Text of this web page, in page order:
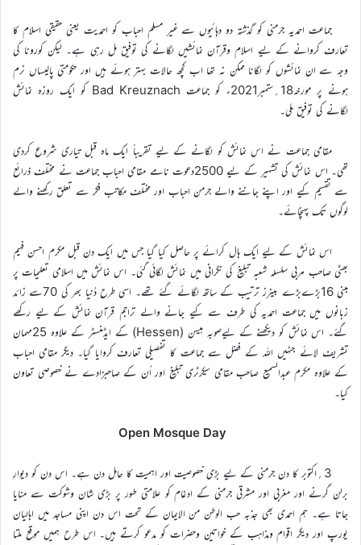
جماعت احمدیہ جرمنی کو گذشتہ دو دہائیوں سے غیر مسلم احباب کو احمدیت یعنی حقیقی اسلام کا
تعارف کروانے کے لیے اسلام وقرآن نمائشیں لگانے کی توفیق مل رہی ہے۔ لیکن کورونا کی
وجہ سے ان نمائشوں کو لگانا ممکن نہ تھا اب کچھ حالات بہتر ہوئے ہیں اور حکومتی پالیساں نرم
ہونے پر مورخہ18؍ستمبر2021ء کو جماعت Bad Kreuznach کو ایک روزہ نمائش
لگانے کی توفیق ملی۔
مقامی جماعت نے اس نمائش کو لگانے کے لیے تقریباً ایک ماہ قبل تیاری شروع کردی
تھی۔ اس نمائش کی تشہیر کے لیے 2500دعوت نامے مقامی احباب جماعت نے مختلف ذرائع
سے تقسیم کیے اور اپنے جاننے والے جرمن احباب اور مختلف مکاتب فکر سے تعلق رکھنے والے
لوگوں تک پہنچائے۔
اس نمائش کے لیے ایک ہال کرائے پر حاصل کیا گیا جس میں ایک دن قبل مکرم احسن فہیم
بھٹی صاحب مربی سلسلہ شعبہ تبلیغ کی نگرانی میں نمائش لگائی گئی۔ اس نمائش میں اسلامی تعلیمات پر
مبنی 16بڑےبڑے بینرز ترتیب کے ساتھ لگائے گئے تھے۔ اسی طرح دُنیا بھر کی 70سے زائد
زبانوں میں جماعت احمدیہ کی طرف سے کیے جانے والے تراجم قرآن نمائش کے لیے رکھے
گئے۔ اس نمائش کو دیکھنے کے لیےصوبہ ہیسن (Hessen) کے ایڈمنسٹر کے علاوہ 25مہمان
تشریف لائے جنہیں اللہ کے فضل سے جماعت کا تفصیلی تعارف کروایا گیا۔ دیگر مقامی احباب
کے علاوہ مکرم عبدالسمیع صاحب مقامی سیکرٹری تبلیغ اور اُن کے صاحبزادے نے خصوصی تعاون
کیا۔
Open Mosque Day
3؍اکتوبر کا دن جرمنی کے لیے بڑی خصوصیت اور اہمیت کا حامل دن ہے۔ اس دن کو دیوارِ
برلن گرنے اور مغربی اور مشرقی جرمنی کے ادغام کو علامتی طور پر بڑی شان وشوکت سے منایا
جاتا ہے۔ ہم احمدی بھی جذبہ حب الوطن من الایمان کے تحت اس دن اپنی مساجد میں اہالیان
یورپ اور دیگر اقوام ومذاہب کے خواتین وحضرات کو مدعو کرتے ہیں۔ اس طرح ہمیں موقع ملتا